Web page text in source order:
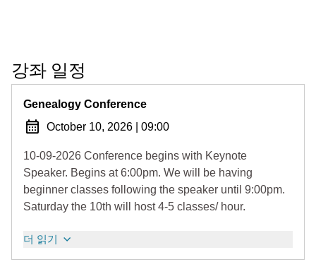
강좌 일정
Genealogy Conference
October 10, 2026
09:00
10-09-2026 Conference begins with Keynote
Speaker. Begins at 6:00pm. We will be having
beginner classes following the speaker until 9:00pm.
Saturday the 10th will host 4-5 classes/ hour.
더 읽기